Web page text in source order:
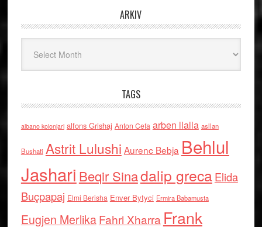
ARKIV
TAGS
albano kolonjari alfons Grishaj Anton Cefa arben llalla asllan
Bushati Astrit Lulushi Aurenc Bebja Behlul
Jashari Beqir Sinadalip grecaElida
Buçpapaj Elmi Berisha Enver Bytyci Ermira Babamusta
Eugjen MerlikaFahri Xharra Frank